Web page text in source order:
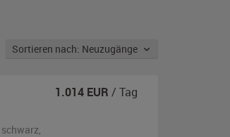
Sortieren nach: Neuzugänge
,
1.014 EUR / Tag